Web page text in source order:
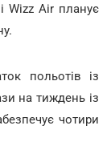
Wizz Air планує
польотів із
на тиждень із
чотири